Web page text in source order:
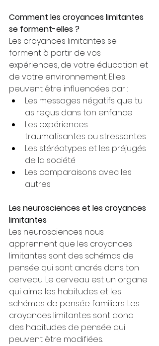
Comment les croyances limitantes
se forment-elles ?
Les croyances limitantes se
forment à partir de vos
expériences, de votre éducation et
de votre environnement. Elles
peuvent être influencées par :
Les messages négatifs que tu
as reçus dans ton enfance
Les expériences
traumatisantes ou stressantes
Les stéréotypes et les préjugés
de la société
Les comparaisons avec les
autres
Les neurosciences et les croyances
limitantes
Les neurosciences nous
apprennent que les croyances
limitantes sont des schémas de
pensée qui sont ancrés dans ton
cerveau. Le cerveau est un organe
qui aime les habitudes et les
schémas de pensée familiers. Les
croyances limitantes sont donc
des habitudes de pensée qui
peuvent être modifiées.